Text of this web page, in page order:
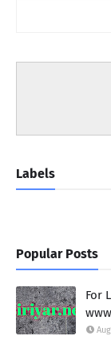
Labels
Popular Posts
For